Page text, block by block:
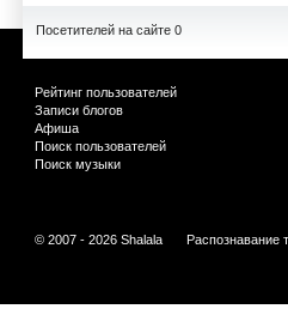
Посетителей на сайте 0
Рейтинг пользователей
Записи блогов
Афиша
Поиск пользователей
Поиск музыки
© 2007 - 2026 Shalala Распознавание